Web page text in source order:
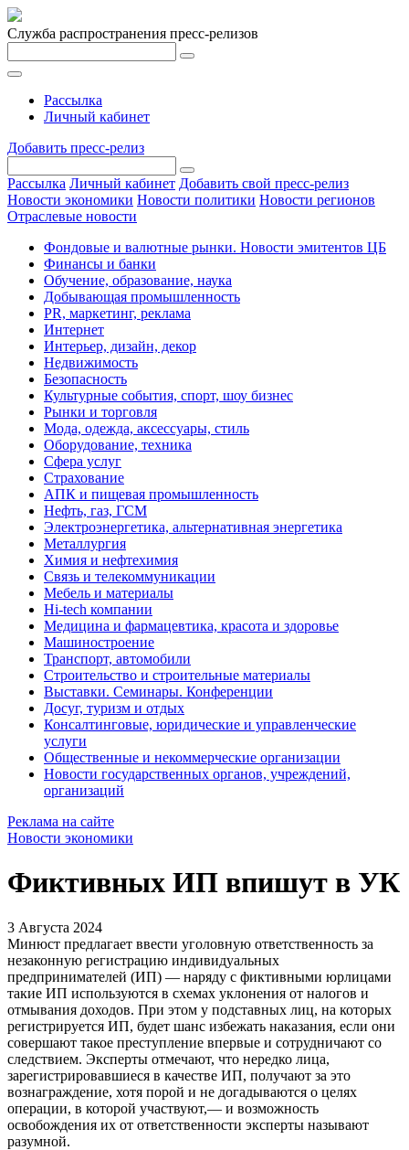
Служба распространения пресс-релизов
Рассылка
Личный кабинет
Добавить пресс-релиз
Рассылка Личный кабинет Добавить свой пресс-релиз
Новости экономики Новости политики Новости регионов
Отраслевые новости
Фондовые и валютные рынки. Новости эмитентов ЦБ
Финансы и банки
Обучение, образование, наука
Добывающая промышленность
PR, маркетинг, реклама
Интернет
Интерьер, дизайн, декор
Недвижимость
Безопасность
Культурные события, спорт, шоу бизнес
Рынки и торговля
Мода, одежда, аксессуары, стиль
Оборудование, техника
Сфера услуг
Страхование
АПК и пищевая промышленность
Нефть, газ, ГСМ
Электроэнергетика, альтернативная энергетика
Металлургия
Химия и нефтехимия
Связь и телекоммуникации
Мебель и материалы
Hi-tech компании
Медицина и фармацевтика, красота и здоровье
Машиностроение
Транспорт, автомобили
Строительство и строительные материалы
Выставки. Семинары. Конференции
Досуг, туризм и отдых
Консалтинговые, юридические и управленческие
услуги
Общественные и некоммерческие организации
Новости государственных органов, учреждений,
организаций
Реклама на сайте
Новости экономики
Фиктивных ИП впишут в УК
3 Августа 2024
Минюст предлагает ввести уголовную ответственность за
незаконную регистрацию индивидуальных
предпринимателей (ИП) — наряду с фиктивными юрлицами
такие ИП используются в схемах уклонения от налогов и
отмывания доходов. При этом у подставных лиц, на которых
регистрируется ИП, будет шанс избежать наказания, если они
совершают такое преступление впервые и сотрудничают со
следствием. Эксперты отмечают, что нередко лица,
зарегистрировавшиеся в качестве ИП, получают за это
вознаграждение, хотя порой и не догадываются о целях
операции, в которой участвуют,— и возможность
освобождения их от ответственности эксперты называют
разумной.